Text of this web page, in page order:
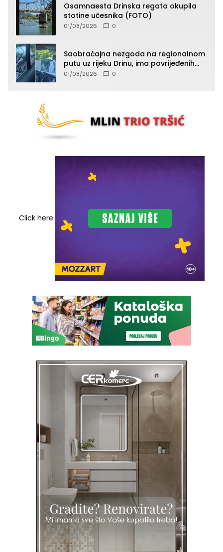
Osamnaesta Drinska regata okupila
stotine učesnika (FOTO)
01/08/2026 0
Saobraćajna nezgoda na regionalnom
putu uz rijeku Drinu, ima povrijeđenih
lica (FOTO)
01/08/2026 0
Click here